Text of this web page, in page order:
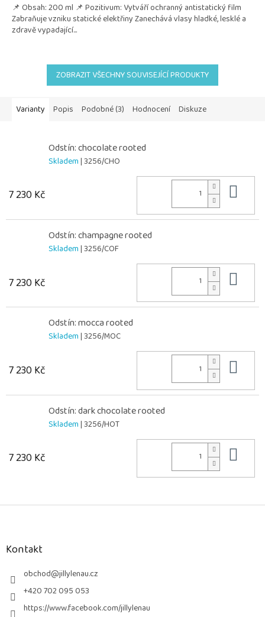
📌 Obsah: 200 ml 📌 Pozitivum: Vytváří ochranný antistatický film
Zabraňuje vzniku statické elektřiny Zanechává vlasy hladké, lesklé a
zdravě vypadající...
ZOBRAZIT VŠECHNY SOUVISEJÍCÍ PRODUKTY
Varianty Popis Podobné (3) Hodnocení Diskuze
Odstín: chocolate rooted
Skladem| 3256/CHO
7 230 Kč
Odstín: champagne rooted
Skladem| 3256/COF
7 230 Kč
Odstín: mocca rooted
Skladem| 3256/MOC
7 230 Kč
Odstín: dark chocolate rooted
Skladem| 3256/HOT
7 230 Kč
Z
Kontakt
obchod@jillylenau.cz
+420 702 095 053
https://www.facebook.com/jillylenau